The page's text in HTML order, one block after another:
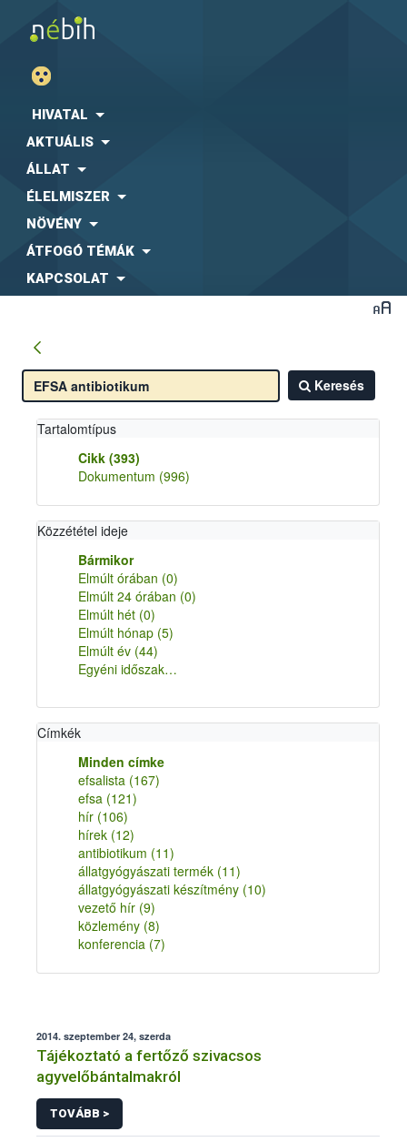
HIVATAL
AKTUÁLIS
ÁLLAT
ÉLELMISZER
NÖVÉNY
ÁTFOGÓ TÉMÁK
KAPCSOLAT
Keresés
Tartalomtípus
Cikk (393)
Dokumentum (996)
Közzététel ideje
Bármikor
Elmúlt órában (0)
Elmúlt 24 órában (0)
Elmúlt hét (0)
Elmúlt hónap (5)
Elmúlt év (44)
Egyéni időszak…
Címkék
Minden címke
efsalista (167)
efsa (121)
hír (106)
hírek (12)
antibiotikum (11)
állatgyógyászati termék (11)
állatgyógyászati készítmény (10)
vezető hír (9)
közlemény (8)
konferencia (7)
2014. szeptember 24, szerda
Tájékoztató a fertőző szivacsos
agyvelőbántalmakról
TOVÁBB >